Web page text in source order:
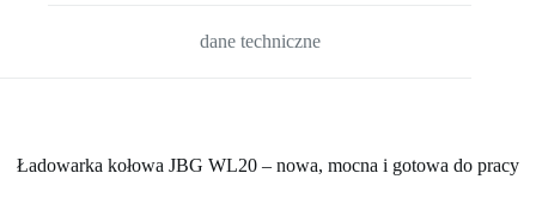
dane techniczne
Ładowarka kołowa JBG WL20 – nowa, mocna i gotowa do pracy